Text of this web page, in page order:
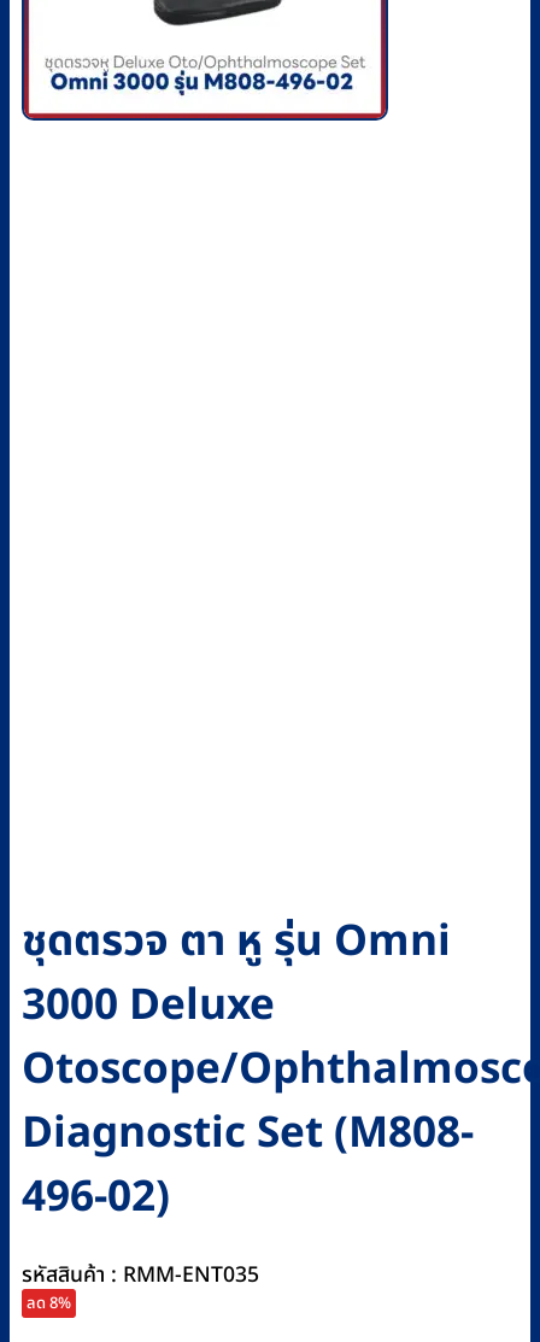
ชุดตรวจ ตา หู รุ่น Omni
3000 Deluxe
Otoscope/
Diagnostic Set (M808-
496-02)
รหัสสินค้า : RMM-ENT035
ลด 8%